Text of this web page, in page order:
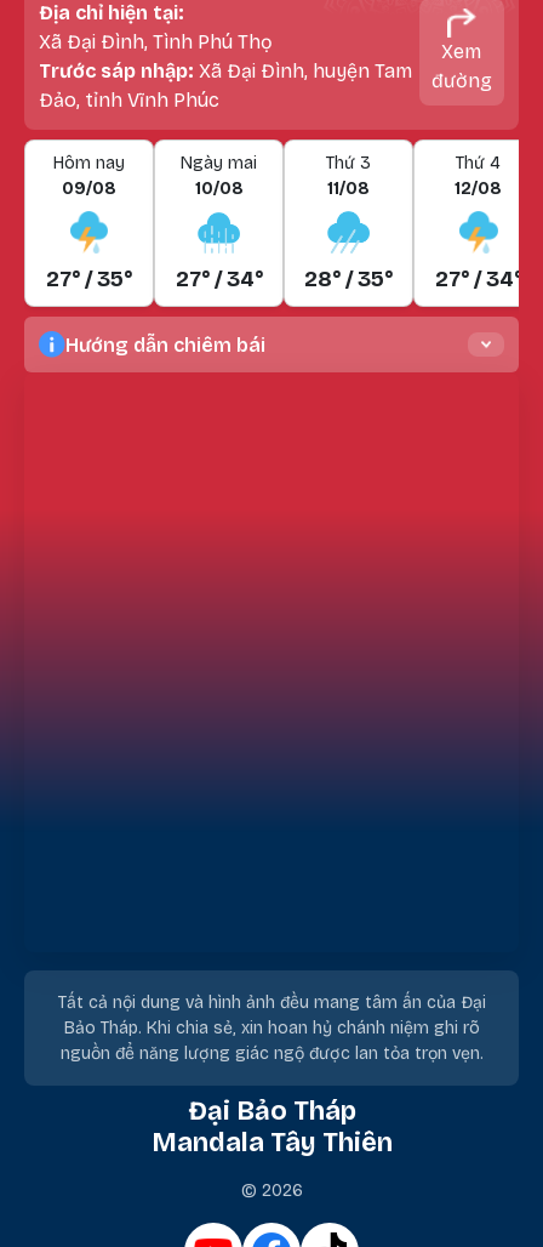
Địa chỉ hiện tại:
Xã Đại Đình, Tình Phú Thọ
Trước sáp nhập: Xã Đại Đình, huyện Tam
Đảo, tỉnh Vĩnh Phúc
Xem
đường
Hôm nay
09/08
27° / 35°
Ngày mai
10/08
27° / 34°
Thứ 3
11/08
28° / 35°
Thứ 4
12/08
27° / 34°
Hướng dẫn chiêm bái
Tất cả nội dung và hình ảnh đều mang tâm ấn của Đại
Bảo Tháp. Khi chia sẻ, xin hoan hỷ chánh niệm ghi rõ
nguồn để năng lượng giác ngộ được lan tỏa trọn vẹn.
Đại Bảo Tháp
Mandala Tây Thiên
© 2026